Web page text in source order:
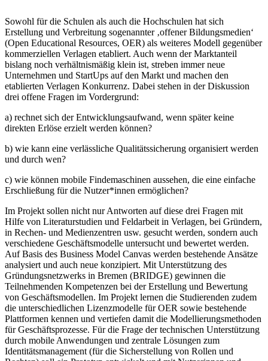
Sowohl für die Schulen als auch die Hochschulen hat sich
Erstellung und Verbreitung sogenannter ‚offener Bildungsmedien‘
(Open Educational Resources, OER) als weiteres Modell gegenüber
kommerziellen Verlagen etabliert. Auch wenn der Marktanteil
bislang noch verhältnismäßig klein ist, streben immer neue
Unternehmen und StartUps auf den Markt und machen den
etablierten Verlagen Konkurrenz. Dabei stehen in der Diskussion
drei offene Fragen im Vordergrund:
a) rechnet sich der Entwicklungsaufwand, wenn später keine
direkten Erlöse erzielt werden können?
b) wie kann eine verlässliche Qualitätssicherung organisiert werden
und durch wen?
c) wie können mobile Findemaschinen aussehen, die eine einfache
Erschließung für die Nutzer*innen ermöglichen?
Im Projekt sollen nicht nur Antworten auf diese drei Fragen mit
Hilfe von Literaturstudien und Feldarbeit in Verlagen, bei Gründern,
in Rechen- und Medienzentren usw. gesucht werden, sondern auch
verschiedene Geschäftsmodelle untersucht und bewertet werden.
Auf Basis des Business Model Canvas werden bestehende Ansätze
analysiert und auch neue konzipiert. Mit Unterstützung des
Gründungsnetzwerks in Bremen (BRIDGE) gewinnen die
Teilnehmenden Kompetenzen bei der Erstellung und Bewertung
von Geschäftsmodellen. Im Projekt lernen die Studierenden zudem
die unterschiedlichen Lizenzmodelle für OER sowie bestehende
Plattformen kennen und vertiefen damit die Modellierungsmethoden
für Geschäftsprozesse. Für die Frage der technischen Unterstützung
durch mobile Anwendungen und zentrale Lösungen zum
Identitätsmanagement (für die Sicherstellung von Rollen und